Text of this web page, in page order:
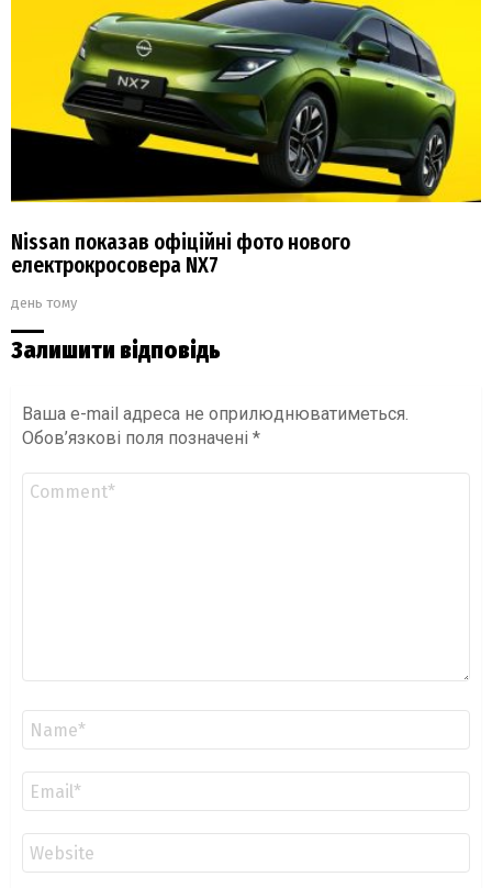
Nissan показав офіційні фото нового
електрокросовера NX7
день тому
Залишити відповідь
Ваша e-mail адреса не оприлюднюватиметься.
Обов’язкові поля позначені *
Коментар